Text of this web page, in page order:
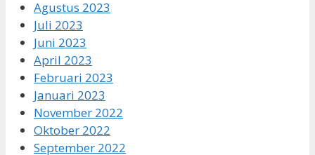
Agustus 2023
Juli 2023
Juni 2023
April 2023
Februari 2023
Januari 2023
November 2022
Oktober 2022
September 2022